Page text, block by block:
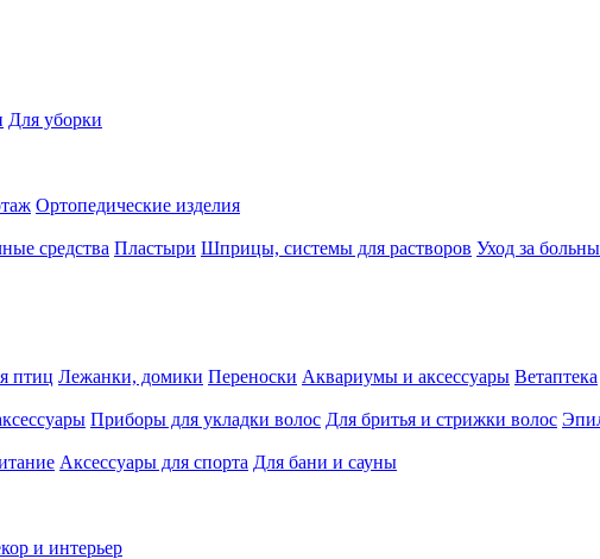
Для уборки
Ортопедические изделия
средства Пластыри Шприцы, системы для растворов Уход за
птиц Лежанки, домики Переноски Аквариумы и аксессуары Ветаптека
Приборы для укладки волос Для бритья и стрижки волос
Аксессуары для спорта Для бани и сауны
и интерьер